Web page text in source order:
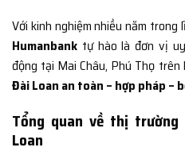
Với kinh nghiệm nhiều năm
Humanbank tự hào là đơn vị
động tại Mai Châu, Phú Thọ trên
Đài Loan an toàn – hợp pháp –
Tổng quan về thị
Loan